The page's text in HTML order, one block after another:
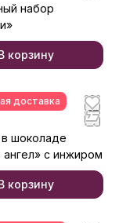
набор
корзину
доставка
в шоколаде
ангел» с инжиром
корзину